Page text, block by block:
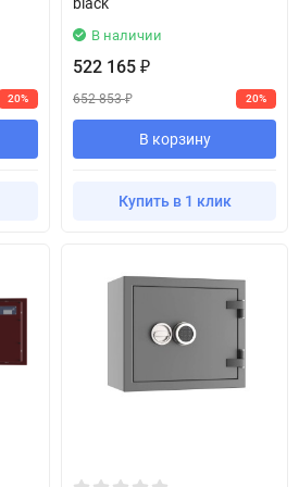
20%
В наличии
522 165 ₽
652 853₽ 20%
В корзину
Купить в 1 клик